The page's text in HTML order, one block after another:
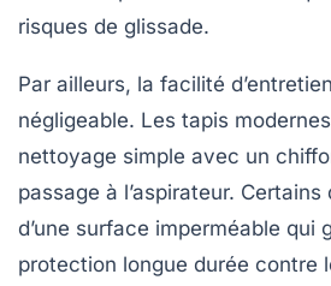
risques de glissade.
Par ailleurs, la facilité
négligeable. Les tapis
nettoyage simple avec un
passage à l’aspirateur.
d’une surface imperméable qui
protection longue durée contre